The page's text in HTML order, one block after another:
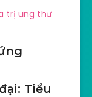
trị ung thư
Tiểu